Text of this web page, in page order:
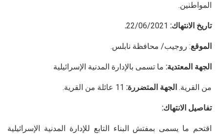
المواطنين.
تاريخ الانتهاك: 22/06/2021
.
الموقع: روجيب/ محافظة نابلس.
الجهة المعتدية: ما تسمى بالإدارة المدنية الإسرائيلية
من القرية. الجهة المتضررة:
تفاصيل الانتهاك:
اقتحم ما يسمى بمفتش البناء التابع للإدارة المدنية الإسرائيلية